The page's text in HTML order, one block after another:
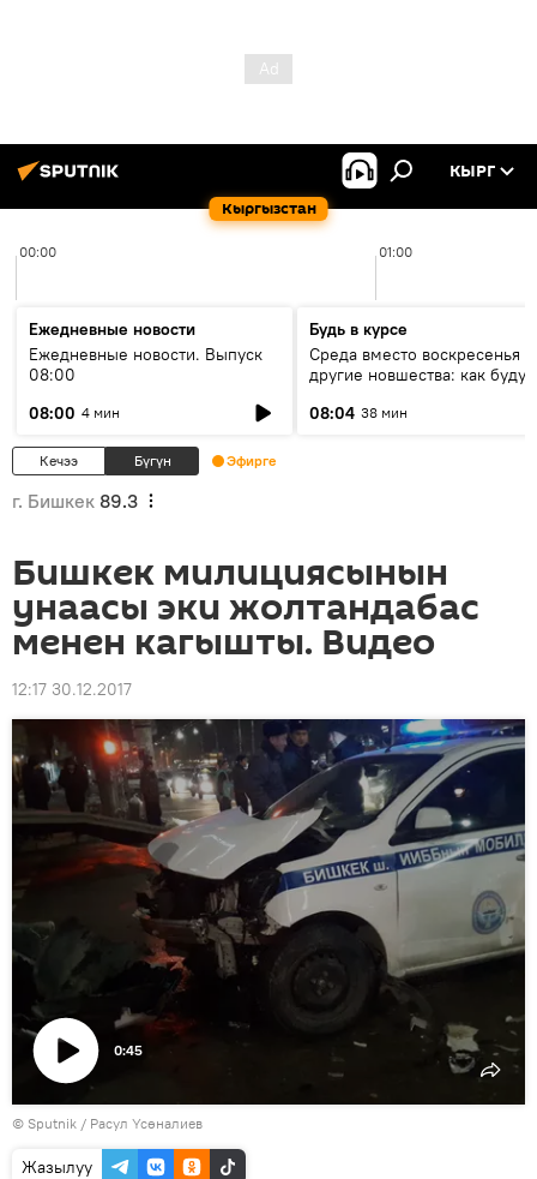
Кыргызстан
КЫРГ
00:00 01:00
Ежедневные новости
Ежедневные новости. Выпуск
08:00
08:00 4 мин
Будь в курсе
Среда вместо воскресенья и
другие новшества: как будут
08:04 38 мин
Кечээ Бүгүн Эфирге
г. Бишкек 89.3
Бишкек милициясынын
унаасы эки жолтандабас
менен кагышты. Видео
12:17 30.12.2017
Видеону
көрсөтүү
0:45
© Sputnik / Расул Үсөналиев
Жазылуу